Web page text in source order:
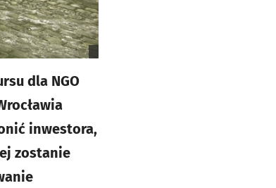
dla NGO
inwestora,
zostanie